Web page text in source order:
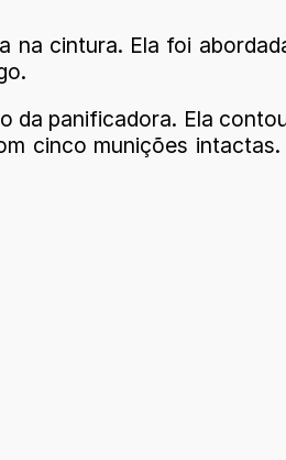
na cintura. Ela foi
da panificadora. Ela
cinco munições